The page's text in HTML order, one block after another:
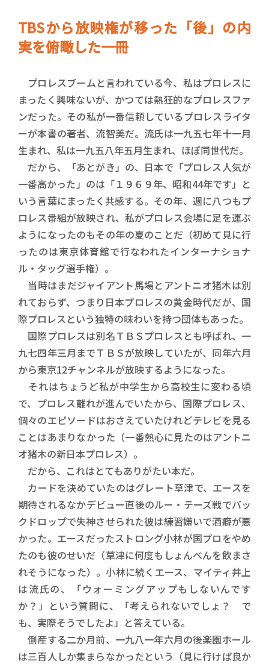
TBSから放映権が移った「後」の内
実を俯瞰した一冊
プロレスブームと言われている今、私はプロレスに
まったく興味ないが、かつては熱狂的なプロレスファ
ンだった。その私が一番信頼しているプロレスライタ
ーが本書の著者、流智美だ。流氏は一九五七年十一月
生まれ、私は一九五八年五月生まれ、ほぼ同世代だ。
だから、「あとがき」の、日本で「プロレス人気が
一番高かった」のは「１９６９年、昭和44年です」と
いう言葉にまったく共感する。その年、週に八つもプ
ロレス番組が放映され、私がプロレス会場に足を運ぶ
ようになったのもその年の夏のことだ（初めて見に行
ったのは東京体育館で行なわれたインターナショナ
ル・タッグ選手権）。
当時はまだジャイアント馬場とアントニオ猪木は別
れておらず、つまり日本プロレスの黄金時代だが、国
際プロレスという独特の味わいを持つ団体もあった。
国際プロレスは別名ＴＢＳプロレスとも呼ばれ、一
九七四年三月までＴＢＳが放映していたが、同年六月
から東京12チャンネルが放映するようになった。
それはちょうど私が中学生から高校生に変わる頃
で、プロレス離れが進んでいたから、国際プロレス、
個々のエピソードはおさえていたけれどテレビを見る
ことはあまりなかった（一番熱心に見たのはアントニ
オ猪木の新日本プロレス）。
だから、これはとてもありがたい本だ。
カードを決めていたのはグレート草津で、エースを
期待されるなかデビュー直後のルー・テーズ戦でバッ
クドロップで失神させられた彼は練習嫌いで酒癖が悪
かった。エースだったストロング小林が国プロをやめ
たのも彼のせいだ（草津に何度もしょんべんを飲まさ
れそうになった）。小林に続くエース、マイティ井上
は流氏の、「ウォーミングアップもしないんです
か？」という質問に、「考えられないでしょ？ で
も、実際そうでしたよ」と答えている。
倒産する二か月前、一九八一年六月の後楽園ホール
は三百人しか集まらなかったという（見に行けば良か